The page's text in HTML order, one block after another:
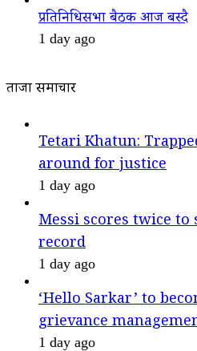
प्रतिनिधिसभा बैठक आज बस्दै
1 day ago
ताजा समाचार
Tetari Khatun:
around for justice
1 day ago
Messi scores twice to
record
1 day ago
‘Hello Sarkar’ to
grievance
1 day ago